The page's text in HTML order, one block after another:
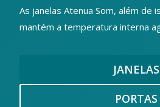
As janelas Atenua Som, além de
mantém a temperatura interna
JANELAS
PORTAS